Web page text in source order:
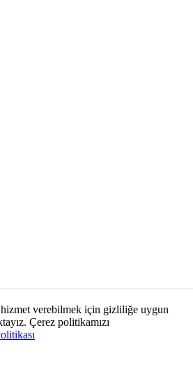
verebilmek için gizliliğe uygun
Çerez politikamızı